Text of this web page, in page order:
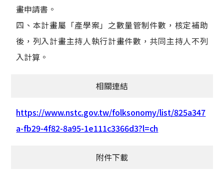
畫申請書。
四、本計畫屬「產學案」之數量管制件數，核定補助
後，列入計畫主持人執行計畫件數，共同主持人不列
入計算。
相關連結
https://www.nstc.gov.tw/folksonomy/list/825a347
a-fb29-4f82-8a95-1e111c3366d3?l=ch
附件下載